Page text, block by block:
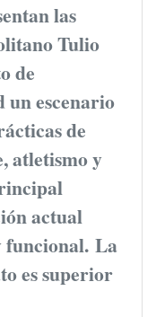
las
Tulio
de
un escenario
de
atletismo y
actual
funcional. La
es superior